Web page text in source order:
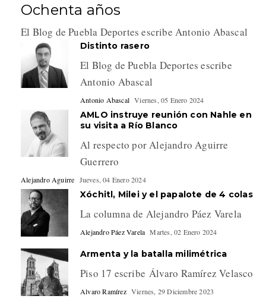
Ochenta años
El Blog de Puebla Deportes escribe Antonio Abascal
Distinto rasero
El Blog de Puebla Deportes escribe
Antonio Abascal
Antonio Abascal Viernes, 05 Enero 2024
AMLO instruye reunión con Nahle en
su visita a Río Blanco
Al respecto por Alejandro Aguirre
Guerrero
Alejandro Aguirre Jueves, 04 Enero 2024
Xóchitl, Milei y el papalote de 4 colas
La columna de Alejandro Páez Varela
Alejandro Páez Varela Martes, 02 Enero 2024
Armenta y la batalla milimétrica
Piso 17 escribe Álvaro Ramírez Velasco
Alvaro Ramírez Viernes, 29 Diciembre 2023